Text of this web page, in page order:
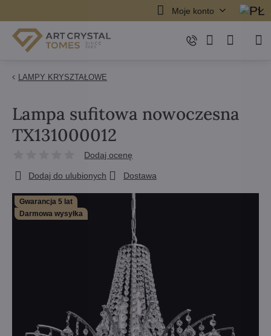
Moje konto
LAMPY KRYSZTAŁOWE
Gwarancja 5 lat
Darmowa wysyłka
Lampa sufitowa nowoczesna
TX131000012
Dodaj ocenę
Dodaj do ulubionych Dostawa